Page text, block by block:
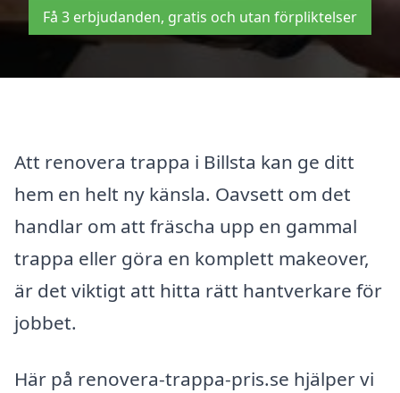
Få 3 erbjudanden, gratis och utan förpliktelser
Att renovera trappa i Billsta kan ge ditt
hem en helt ny känsla. Oavsett om det
handlar om att fräscha upp en gammal
trappa eller göra en komplett makeover,
är det viktigt att hitta rätt hantverkare för
jobbet.
Här på renovera-trappa-pris.se hjälper vi